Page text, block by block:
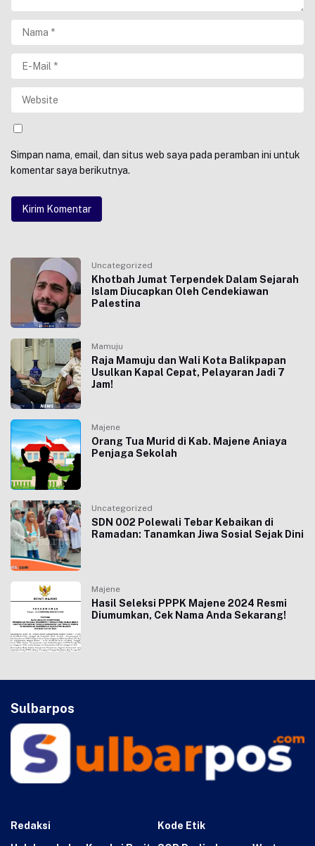
Simpan nama, email, dan situs web saya pada peramban ini untuk
komentar saya berikutnya.
Uncategorized
Khotbah Jumat Terpendek Dalam Sejarah
Islam Diucapkan Oleh Cendekiawan
Palestina
Mamuju
Raja Mamuju dan Wali Kota Balikpapan
Usulkan Kapal Cepat, Pelayaran Jadi 7
Jam!
Majene
Orang Tua Murid di Kab. Majene Aniaya
Penjaga Sekolah
Uncategorized
SDN 002 Polewali Tebar Kebaikan di
Ramadan: Tanamkan Jiwa Sosial Sejak Dini
Majene
Hasil Seleksi PPPK Majene 2024 Resmi
Diumumkan, Cek Nama Anda Sekarang!
Sulbarpos
Redaksi
Kode Etik